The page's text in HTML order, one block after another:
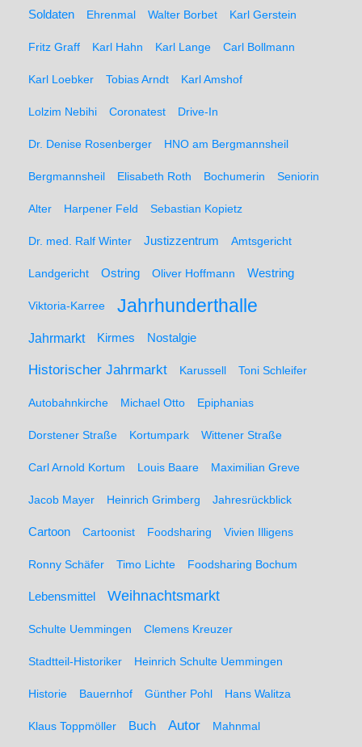
Soldaten Ehrenmal Walter Borbet Karl Gerstein
Fritz Graff Karl Hahn Karl Lange Carl Bollmann
Karl Loebker Tobias Arndt Karl Amshof
Lolzim Nebihi Coronatest Drive-In
Dr. Denise Rosenberger HNO am Bergmannsheil
Bergmannsheil Elisabeth Roth Bochumerin Seniorin
Alter Harpener Feld Sebastian Kopietz
Dr. med. Ralf Winter Justizzentrum Amtsgericht
Landgericht Ostring Oliver Hoffmann Westring
Viktoria-Karree Jahrhunderthalle
Jahrmarkt Kirmes Nostalgie
Historischer Jahrmarkt Karussell Toni Schleifer
Autobahnkirche Michael Otto Epiphanias
Dorstener Straße Kortumpark Wittener Straße
Carl Arnold Kortum Louis Baare Maximilian Greve
Jacob Mayer Heinrich Grimberg Jahresrückblick
Cartoon Cartoonist Foodsharing Vivien Illigens
Ronny Schäfer Timo Lichte Foodsharing Bochum
Lebensmittel Weihnachtsmarkt
Schulte Uemmingen Clemens Kreuzer
Stadtteil-Historiker Heinrich Schulte Uemmingen
Historie Bauernhof Günther Pohl Hans Walitza
Klaus Toppmöller Buch Autor Mahnmal